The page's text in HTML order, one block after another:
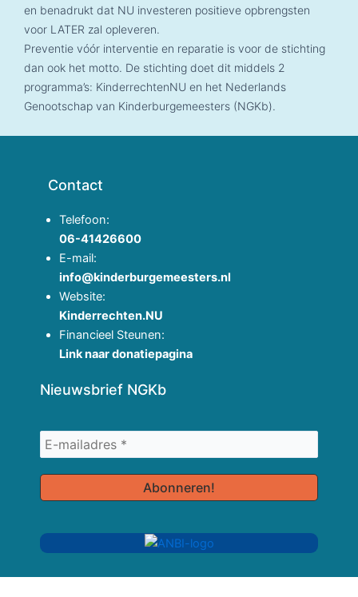
en benadrukt dat NU investeren positieve opbrengsten
voor LATER zal opleveren.
Preventie vóór interventie en reparatie is voor de stichting
dan ook het motto. De stichting doet dit middels 2
programma’s: KinderrechtenNU en het Nederlands
Genootschap van Kinderburgemeesters (NGKb).
Contact
Telefoon:
06-41426600
E-mail:
info@kinderburgemeesters.nl
Website:
Kinderrechten.NU
Financieel Steunen:
Link naar donatiepagina
Nieuwsbrief NGKb